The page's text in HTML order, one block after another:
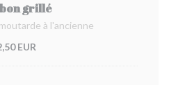
grillé
à l'ancienne
EUR